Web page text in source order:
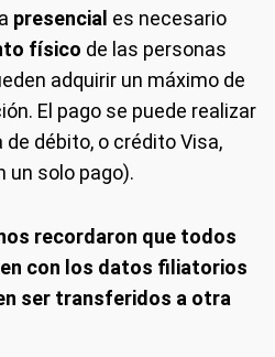
presencial es necesario
físico de las personas
adquirir un máximo de
El pago se puede realizar
débito, o crédito Visa,
un solo pago).
recordaron que todos
con los datos filiatorios
ser transferidos a otra